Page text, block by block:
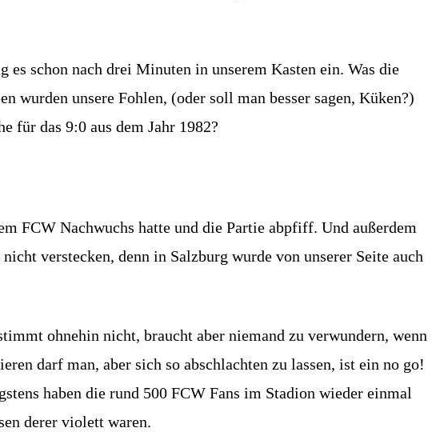
schon nach drei Minuten in unserem Kasten ein. Was die
wurden unsere Fohlen, (oder soll man besser sagen, Küken?)
für das 9:0 aus dem Jahr 1982?
FCW Nachwuchs hatte und die Partie abpfiff. Und außerdem
verstecken, denn in Salzburg wurde von unserer Seite auch
ohnehin nicht, braucht aber niemand zu verwundern, wenn
darf man, aber sich so abschlachten zu lassen, ist ein no go!
haben die rund 500 FCW Fans im Stadion wieder einmal
derer violett waren.